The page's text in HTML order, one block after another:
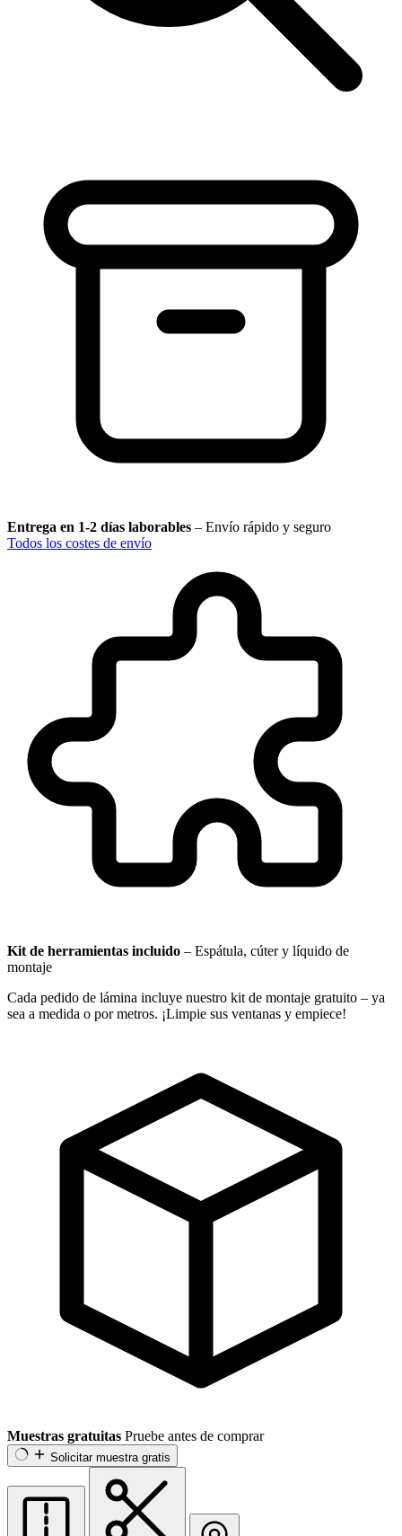
Entrega en 1-2 días laborables – Envío rápido y seguro
Todos los costes de envío
Kit de herramientas incluido – Espátula, cúter y líquido de
montaje
Cada pedido de lámina incluye nuestro kit de montaje gratuito – ya
sea a medida o por metros. ¡Limpie sus ventanas y empiece!
Muestras gratuitas Pruebe antes de comprar
Solicitar muestra gratis